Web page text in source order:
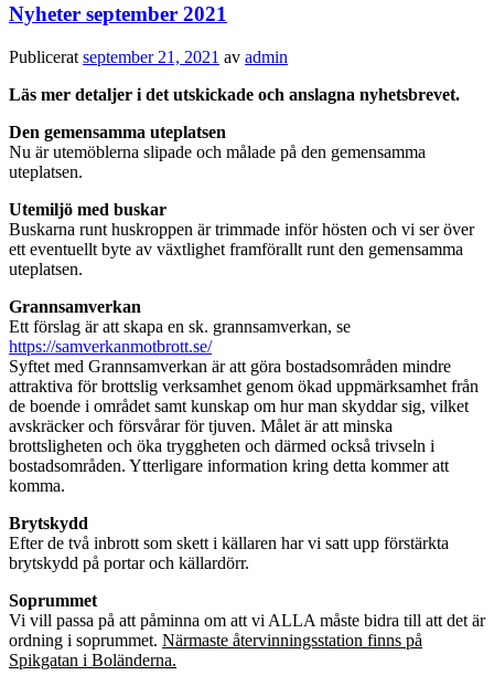
Nyheter september 2021
Publicerat september 21, 2021 av admin
Läs mer detaljer i det utskickade och anslagna nyhetsbrevet.
Den gemensamma uteplatsen
Nu är utemöblerna slipade och målade på den gemensamma
uteplatsen.
Utemiljö med buskar
Buskarna runt huskroppen är trimmade inför hösten och vi ser över
ett eventuellt byte av växtlighet framförallt runt den gemensamma
uteplatsen.
Grannsamverkan
Ett förslag är att skapa en sk. grannsamverkan, se
https://samverkanmotbrott.se/
Syftet med Grannsamverkan är att göra bostadsområden mindre
attraktiva för brottslig verksamhet genom ökad uppmärksamhet från
de boende i området samt kunskap om hur man skyddar sig, vilket
avskräcker och försvårar för tjuven. Målet är att minska
brottsligheten och öka tryggheten och därmed också trivseln i
bostadsområden. Ytterligare information kring detta kommer att
komma.
Brytskydd
Efter de två inbrott som skett i källaren har vi satt upp förstärkta
brytskydd på portar och källardörr.
Soprummet
Vi vill passa på att påminna om att vi ALLA måste bidra till att det är
ordning i soprummet. Närmaste återvinningsstation finns på
Spikgatan i Boländerna.